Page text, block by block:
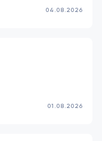
04.08.2026
01.08.2026